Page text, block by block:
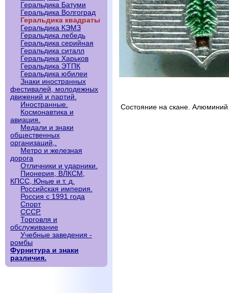
Геральдика Батуми
Геральдика Волгоград
Геральдика квадраты
Геральдика КЭМЗ
Геральдика лебедь
Геральдика серийная
Геральдика ситалл
Геральдика Харьков
Геральдика ЭТПК
Геральдика юбилеи
Знаки иностранных
фестивалей, молодежных
движений и партий.
Иностранные.
Космонавтика и
авиация.
Медали и знаки
общественных
организаций,.
Метро и железная
дорога
Отличники и ударники.
Пионерия, ВЛКСМ,
КПСС, Юные и т. д.
Российская империя.
Россия с 1991 года
Спорт
СССР.
Торговля и
обслуживание
Учебные заведения -
ромбы
Фурнитура и знаки
различия.
Состояние на скане.